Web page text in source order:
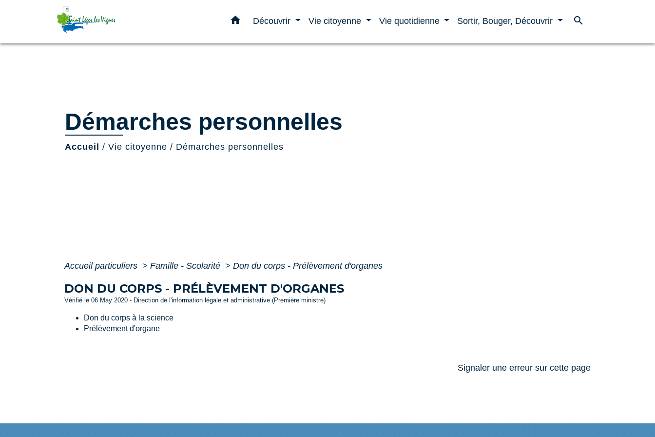
home Découvrir Vie citoyenne Vie quotidienne Sortir, Bouger, Découvrir search
Démarches personnelles
Accueil / Vie citoyenne / Démarches personnelles
Accueil particuliers > Famille - Scolarité > Don du corps - Prélèvement d'organes
DON DU CORPS - PRÉLÈVEMENT D'ORGANES
Vérifié le 06 May 2020 - Direction de l'information légale et administrative (Première ministre)
Don du corps à la science
Prélèvement d'organe
Signaler une erreur sur cette page